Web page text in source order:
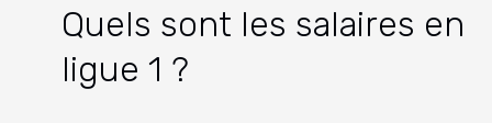
Quels sont les salaires en
ligue 1 ?